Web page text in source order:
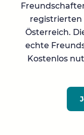
registrierten
Österreich.
echte
Kostenlos